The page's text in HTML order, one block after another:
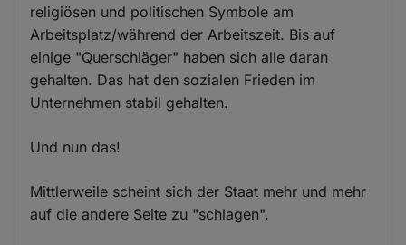
religiösen und politischen Symbole am
Arbeitsplatz/während der Arbeitszeit. Bis auf
einige "Querschläger" haben sich alle daran
gehalten. Das hat den sozialen Frieden im
Unternehmen stabil gehalten.
Und nun das!
Mittlerweile scheint sich der Staat mehr und mehr
auf die andere Seite zu "schlagen".